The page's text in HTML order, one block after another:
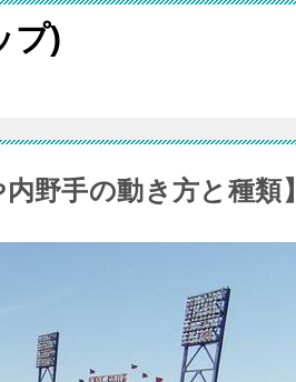
プ)
野手の動き方と種類】